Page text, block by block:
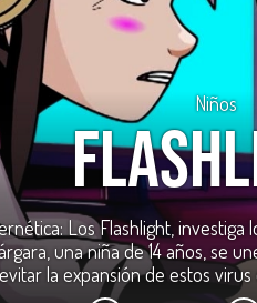
Niños
Los Flashlight,
una niña de 14 años, se
evitar la expansión de estos